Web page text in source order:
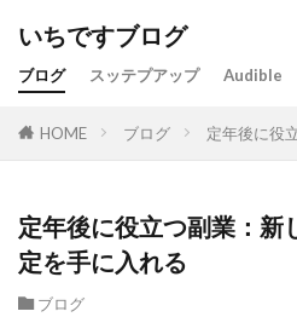
いちですブログ
ブログ スッテプアップ Audible
HOME ブログ 定年後に役
定年後に役立つ副業：新
定を手に入れる
ブログ